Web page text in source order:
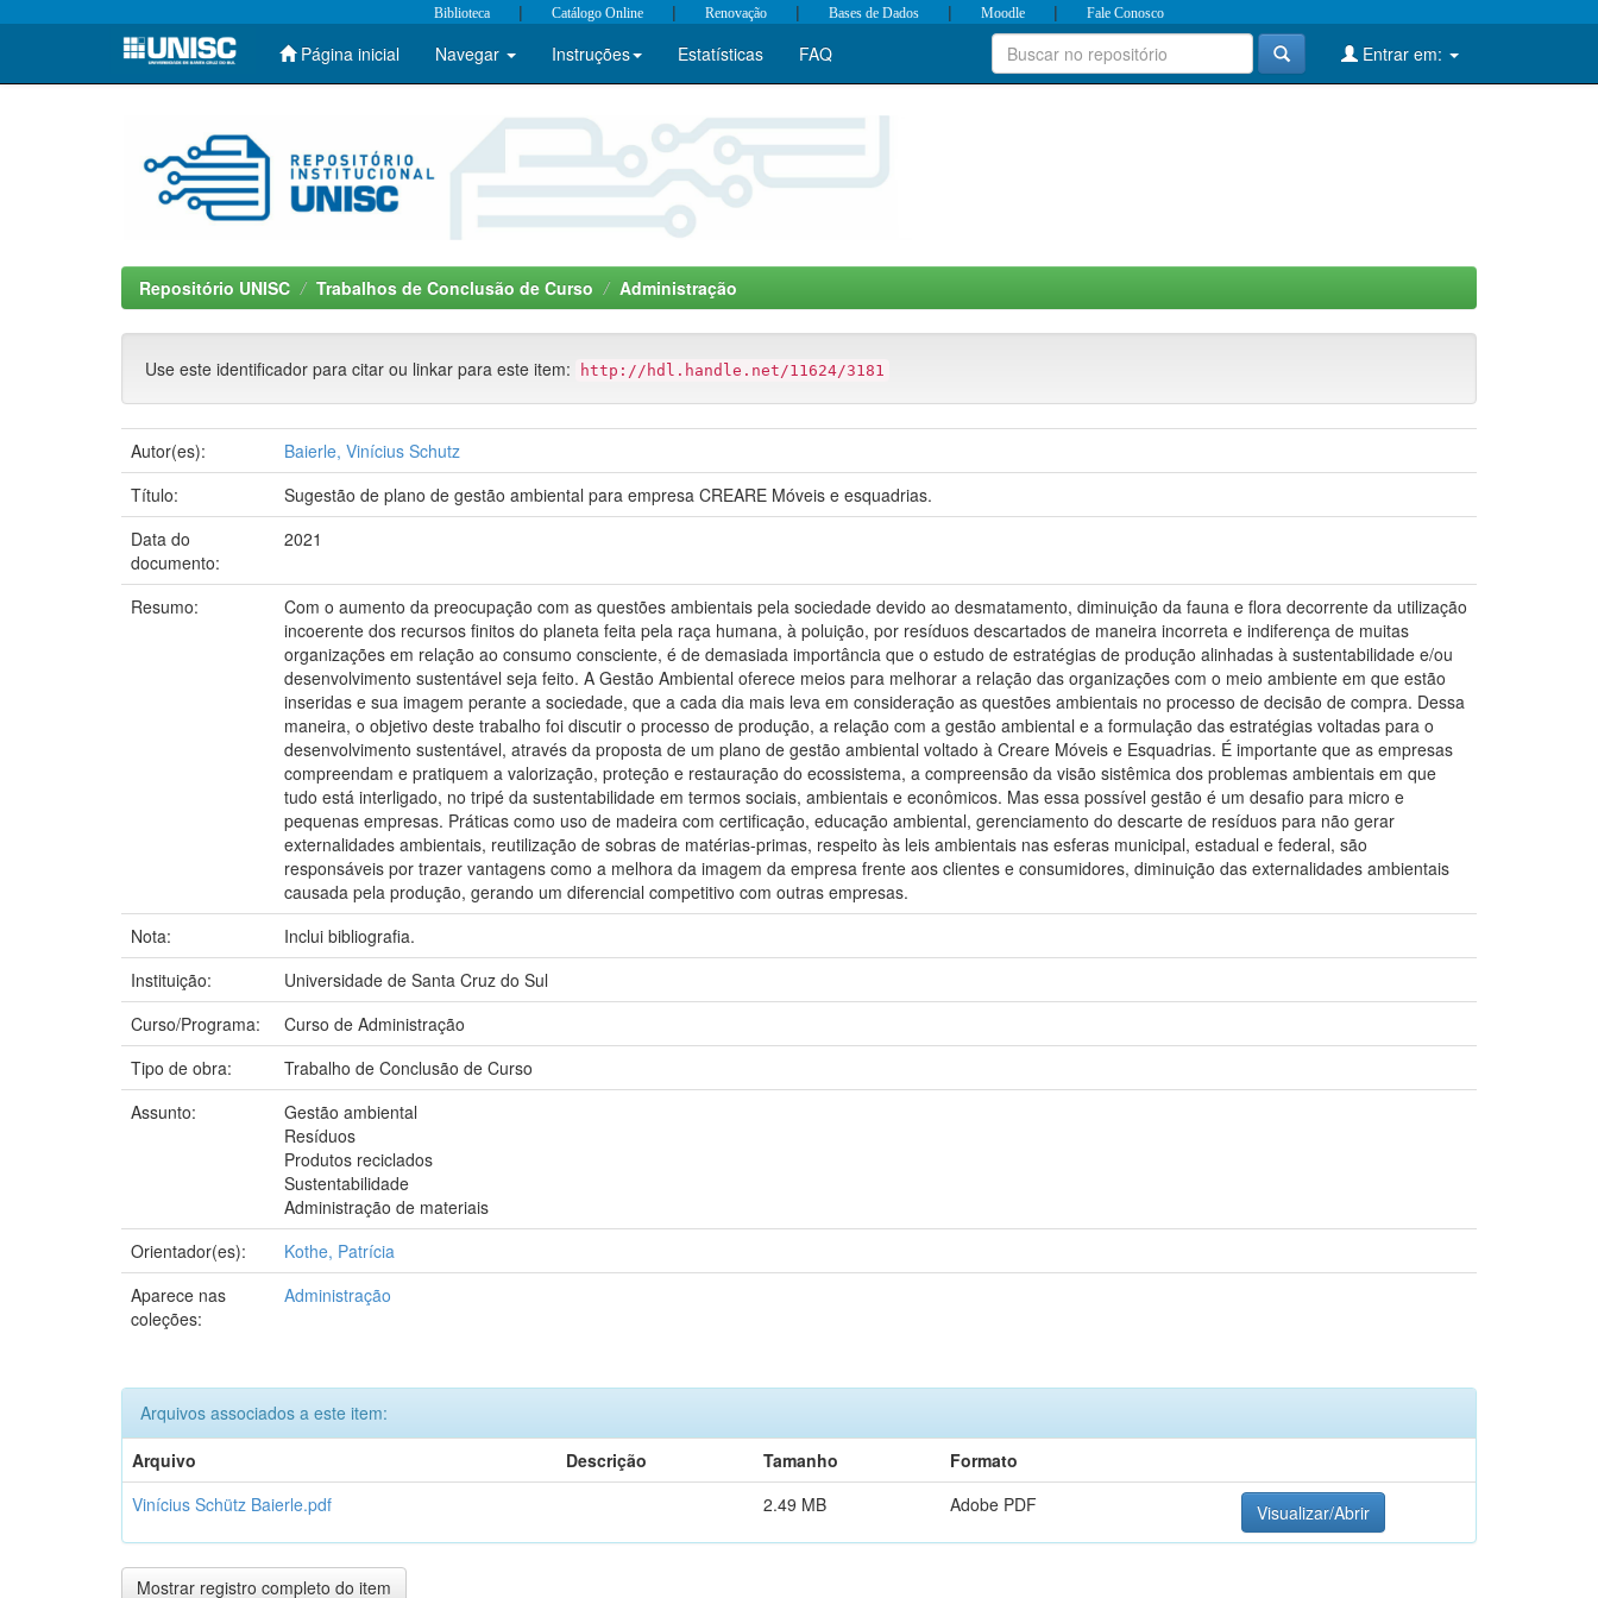
Skip
Biblioteca | Catálogo Online | Renovação | Bases de Dados | Moodle | Fale Conosco
Página inicial Navegar Instruções Estatísticas FAQ Entrar em:
Repositório UNISC Trabalhos de Conclusão de Curso Administração
Use este identificador para citar ou linkar para este item: http://hdl.handle.net/11624/3181
Autor(es):
Baierle, Vinícius Schutz
Título:
Sugestão de plano de gestão ambiental para empresa CREARE Móveis e esquadrias.
Data do
documento:
2021
Resumo:
Com o aumento da preocupação com as questões ambientais pela sociedade devido ao desmatamento, diminuição da fauna e flora decorrente da utilização
incoerente dos recursos finitos do planeta feita pela raça humana, à poluição, por resíduos descartados de maneira incorreta e indiferença de muitas
organizações em relação ao consumo consciente, é de demasiada importância que o estudo de estratégias de produção alinhadas à sustentabilidade e/ou
desenvolvimento sustentável seja feito. A Gestão Ambiental oferece meios para melhorar a relação das organizações com o meio ambiente em que estão
inseridas e sua imagem perante a sociedade, que a cada dia mais leva em consideração as questões ambientais no processo de decisão de compra. Dessa
maneira, o objetivo deste trabalho foi discutir o processo de produção, a relação com a gestão ambiental e a formulação das estratégias voltadas para o
desenvolvimento sustentável, através da proposta de um plano de gestão ambiental voltado à Creare Móveis e Esquadrias. É importante que as empresas
compreendam e pratiquem a valorização, proteção e restauração do ecossistema, a compreensão da visão sistêmica dos problemas ambientais em que
tudo está interligado, no tripé da sustentabilidade em termos sociais, ambientais e econômicos. Mas essa possível gestão é um desafio para micro e
pequenas empresas. Práticas como uso de madeira com certificação, educação ambiental, gerenciamento do descarte de resíduos para não gerar
externalidades ambientais, reutilização de sobras de matérias-primas, respeito às leis ambientais nas esferas municipal, estadual e federal, são
responsáveis por trazer vantagens como a melhora da imagem da empresa frente aos clientes e consumidores, diminuição das externalidades ambientais
causada pela produção, gerando um diferencial competitivo com outras empresas.
Nota:
Inclui bibliografia.
Instituição:
Universidade de Santa Cruz do Sul
Curso/Programa:
Curso de Administração
Tipo de obra:
Trabalho de Conclusão de Curso
Assunto:
Gestão ambiental
Resíduos
Produtos reciclados
Sustentabilidade
Administração de materiais
Orientador(es):
Kothe, Patrícia
Aparece nas
coleções:
Administração
Arquivos associados a este item:
Arquivo
Descrição Tamanho
Formato
Vinícius Schütz Baierle.pdf
2.49 MB Adobe PDF Visualizar/Abrir
Mostrar registro completo do item